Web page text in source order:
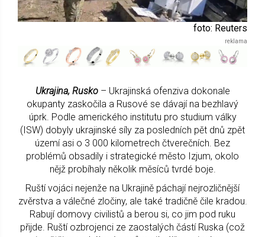
foto: Reuters
Ukrajina, Rusko – Ukrajinská ofenziva dokonale
okupanty zaskočila a Rusové se dávají na bezhlavý
úprk. Podle amerického institutu pro studium války
(ISW) dobyly ukrajinské síly za posledních pět dnů zpět
území asi o 3 000 kilometrech čtverečních. Bez
problémů obsadily i strategické město Izjum, okolo
nějž probíhaly několik měsíců tvrdé boje.
Ruští vojáci nejenže na Ukrajině páchají nejrozličnější
zvěrstva a válečné zločiny, ale také tradičně čile kradou.
Rabují domovy civilistů a berou si, co jim pod ruku
přijde. Ruští ozbrojenci ze zaostalých částí Ruska (což